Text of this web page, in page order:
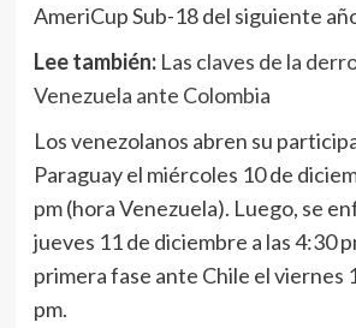
AmeriCup Sub-18 del siguiente
Lee también: Las claves de la
Venezuela ante Colombia
Los venezolanos abren su
Paraguay el miércoles 10 de
pm (hora Venezuela). Luego, se
jueves 11 de diciembre a las 4:30
primera fase ante Chile el viernes
pm.